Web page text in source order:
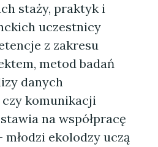
staży, praktyk i
uczestnicy
z zakresu
metod badań
danych
komunikacji
na współpracę
ekolodzy uczą